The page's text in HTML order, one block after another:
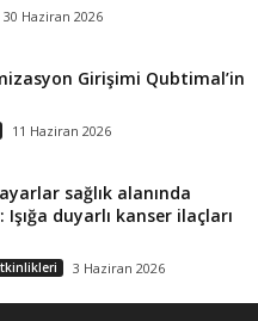
30 Haziran 2026
Girişimi Qubtimal’in
11 Haziran 2026
sağlık alanında
Işığa duyarlı kanser ilaçları
3 Haziran 2026